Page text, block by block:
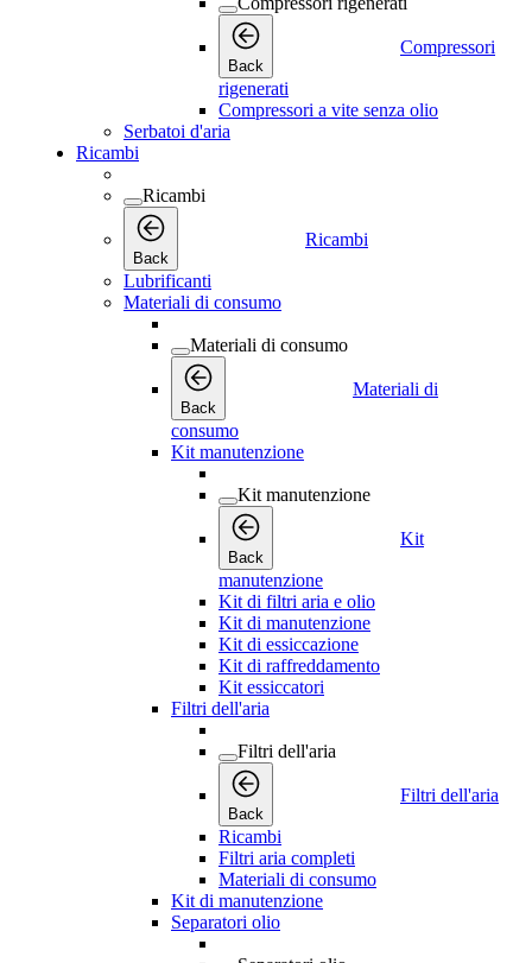
Back
Compressori
rigenerati
Compressori a vite senza olio
Serbatoi d'aria
Ricambi
Ricambi
Back
Ricambi
Lubrificanti
Materiali di consumo
Materiali di consumo
Back
Materiali di
consumo
Kit manutenzione
Kit manutenzione
Back
Kit
manutenzione
Kit di filtri aria e olio
Kit di manutenzione
Kit di essiccazione
Kit di raffreddamento
Kit essiccatori
Filtri dell'aria
Filtri dell'aria
Back
Filtri dell'aria
Ricambi
Filtri aria completi
Materiali di consumo
Kit di manutenzione
Separatori olio